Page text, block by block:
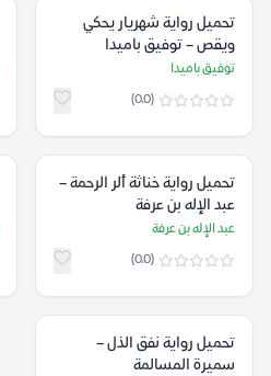
تحميل رواية شهريار يحكي
ويقص – توفيق باميدا
توفيق باميدا
(0.0)
تحميل رواية خناثة ألر الرحمة –
عبد الإله بن عرفة
عبد الإله بن عرفة
(0.0)
تحميل رواية ‫نفق الذل‬ –
سميرة المسالمة